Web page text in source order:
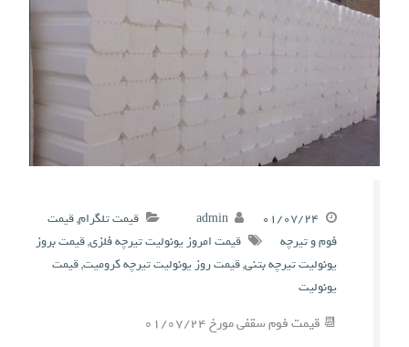
۰۱/۰۷/۲۴ admin قیمت تلگرام,قیمت
فوم و تیرچه
قیمت امروز یونولیت تیرچه فلزی,قیمت بروز
یونولیت تیرچه بتنی,قیمت روز یونولیت تیرچه کرومیت,قیمت
یونولیت
📆 قیمت فوم سقفی مورخ ۰۱/۰۷/۲۴